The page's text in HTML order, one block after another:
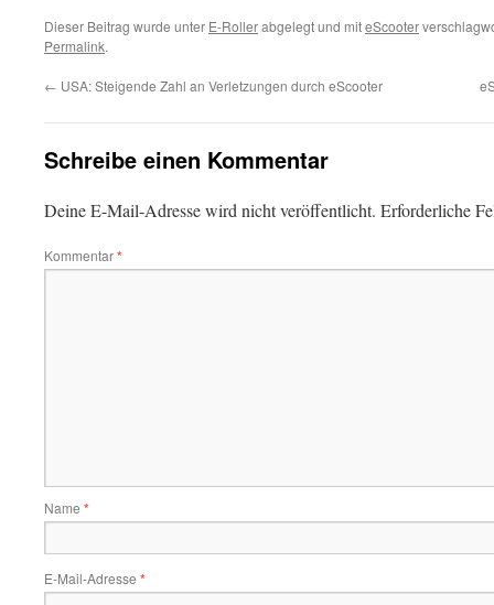
Dieser Beitrag wurde unter E-Rollerabgelegt und miteScooter
Permalink.
← USA: Steigende Zahl an Verletzungen durch eScooter
Schreibe einen Kommentar
Deine E-Mail-Adresse wird nicht veröffentlicht. Erforderliche
Kommentar*
Name *
E-Mail-Adresse *